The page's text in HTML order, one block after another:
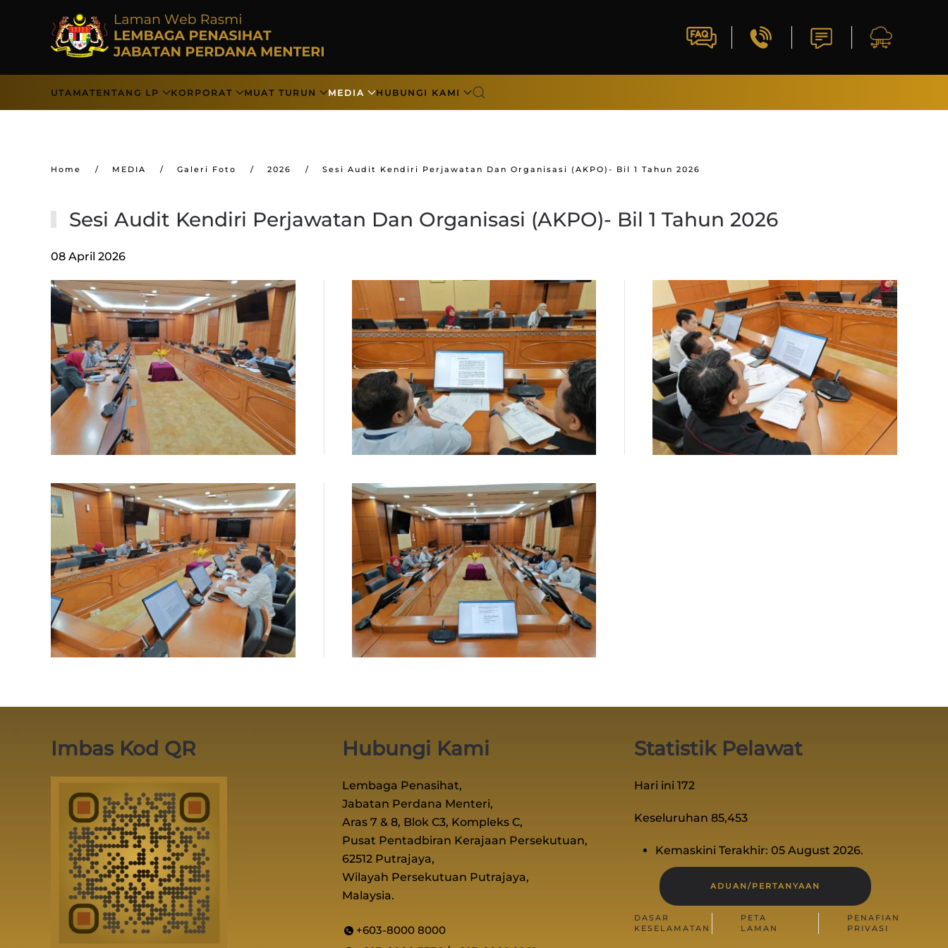
Skip to main content
UTAMATENTANG LP KORPORAT MUAT TURUN MEDIA HUBUNGI KAMI
Home MEDIA Galeri Foto 2026 Sesi Audit Kendiri Perjawatan Dan Organisasi (AKPO)- Bil 1 Tahun 2026
Sesi Audit Kendiri Perjawatan Dan Organisasi (AKPO)- Bil 1 Tahun 2026
08 April 2026
Imbas Kod QR Hubungi Kami
Lembaga Penasihat,
Jabatan Perdana Menteri,
Aras 7 & 8, Blok C3, Kompleks C,
Pusat Pentadbiran Kerajaan Persekutuan,
62512 Putrajaya,
Wilayah Persekutuan Putrajaya,
Malaysia.
+603-8000 8000
Statistik Pelawat
Hari ini 172
Keseluruhan 85,453
Kemaskini Terakhir: 05 August 2026.
ADUAN/PERTANYAAN
DASAR
KESELAMATAN
PETA
LAMAN
PENAFIAN
PRIVASI